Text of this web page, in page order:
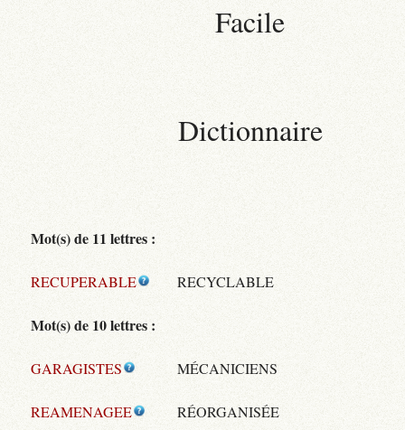
Facile
Dictionnaire
Mot(s) de 11 lettres :
RECUPERABLE RECYCLABLE
Mot(s) de 10 lettres :
GARAGISTES MÉCANICIENS
REAMENAGEE RÉORGANISÉE